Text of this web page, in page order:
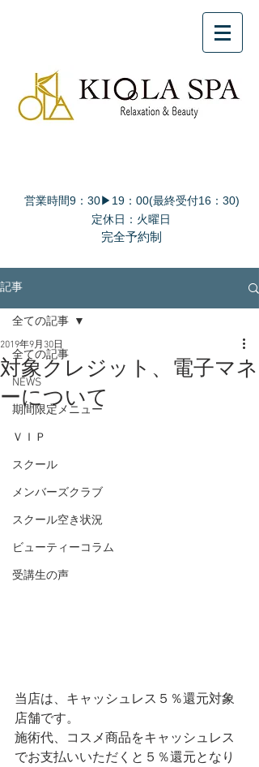
営業時間9：30▶19：00(最終受付16：30)
定休日：火曜日
完全予約制
記事
全ての記事
NEWS
期間限定メニュー
ＶＩＰ
スクール
メンバーズクラブ
スクール空き状況
ビューティーコラム
受講生の声
全ての記事
対象クレジット、電子マネ
ーについて
2019年9月30日
当店は、キャッシュレス５％還元対象
店舗です。
施術代、コスメ商品をキャッシュレス
でお支払いいただくと５％還元となり